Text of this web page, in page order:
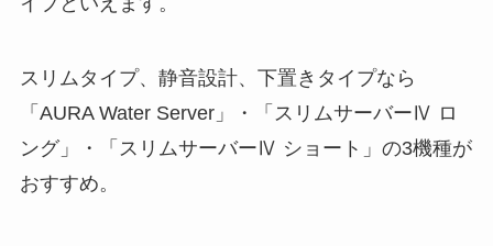
スリムタイプ、静音設計、下置きタイプなら
「AURA Water Server」・「スリムサーバーⅣ ロ
ング」・「スリムサーバーⅣ ショート」の3機種が
おすすめ。